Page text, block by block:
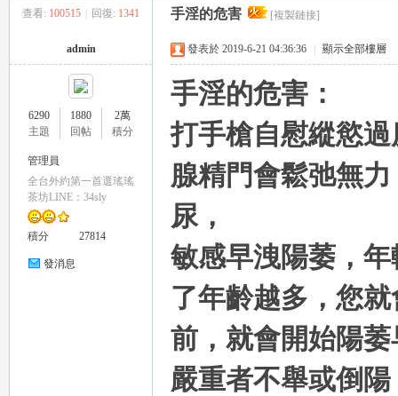
» › › ›
查看: 100515 回復: 1341 手淫的危害 [複製鏈接]
admin
6290
主題
1880
回帖
2萬
積分
管理員
全台外約第一首選瑤瑤
茶坊LINE：34sly
積分 27814
發消息
發表於 2019-6-21 04:36:36 顯示全部樓層
手淫的危害：
打手槍自慰縱慾
腺精門會鬆弛無
尿，
敏感早洩陽萎，
了年齡越多，您
前，就會開始陽
嚴重者不舉或倒